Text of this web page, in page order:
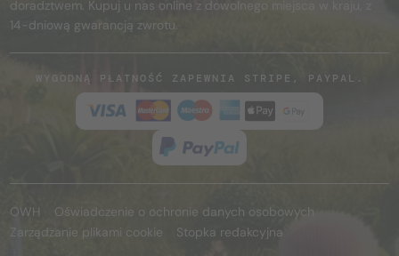
doradztwem. Kupuj u nas online z dowolnego miejsca w kraju, z
14-dniową gwarancją zwrotu.
WYGODNĄ PŁATNOŚĆ ZAPEWNIA STRIPE, PAYPAL.
OWH
Oświadczenie o ochronie danych osobowych
Zarządzanie plikami cookie
Stopka redakcyjna